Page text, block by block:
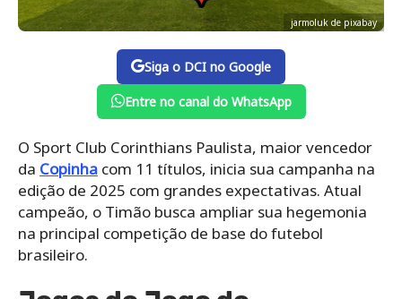
jarmoluk de pixabay
Siga o DCI no Google
Entre no canal do WhatsApp
O Sport Club Corinthians Paulista, maior vencedor
da Copinha com 11 títulos, inicia sua campanha na
edição de 2025 com grandes expectativas. Atual
campeão, o Timão busca ampliar sua hegemonia
na principal competição de base do futebol
brasileiro.